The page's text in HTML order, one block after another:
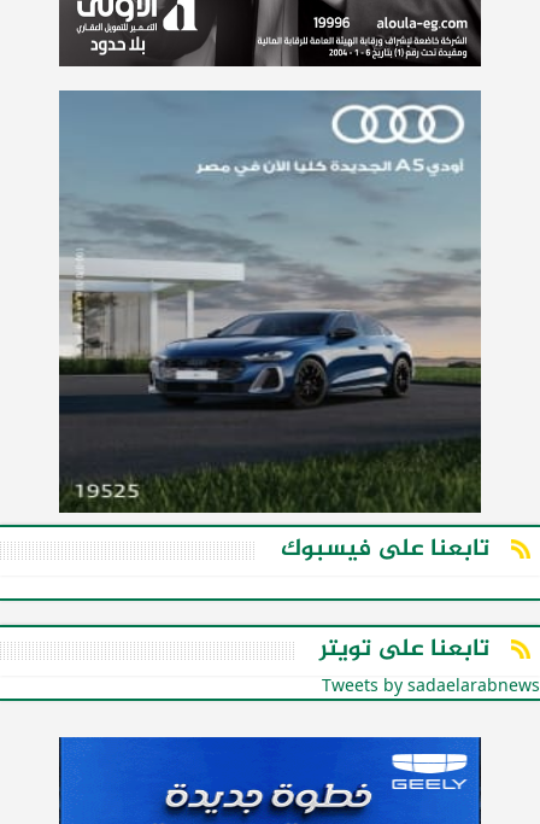
تابعنا على فيسبوك
تابعنا على تويتر
Tweets by sadaelarabnews